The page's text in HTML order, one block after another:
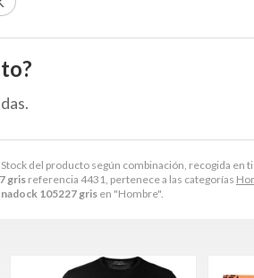
Stock del producto según combinación, recogida en
gris referencia 4431, pertenece a las categorías
105227 gris en "Hombre".